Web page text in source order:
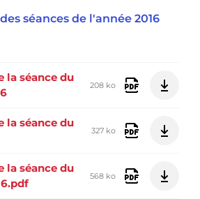
séances de l'année 2016
la séance du
208 ko
la séance du
327 ko
la séance du
568 ko